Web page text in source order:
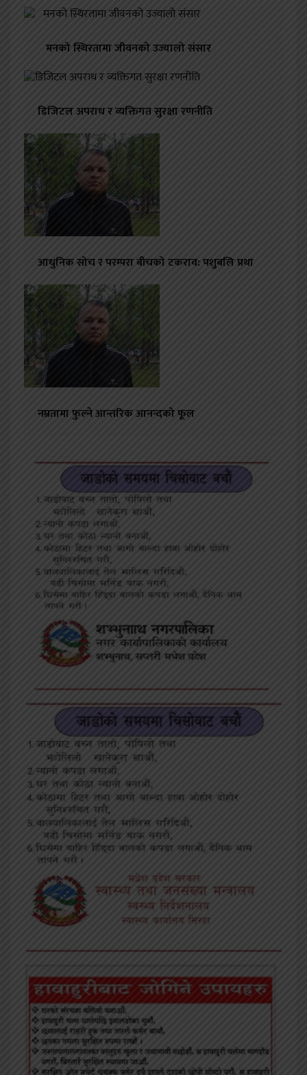
मनको स्थिरतामा जीवनको उज्यालो संसार
डिजिटल अपराध र व्यक्तिगत सुरक्षा रणनीति
आधुनिक सोच र परम्परा बीचको टकराव: पशुबलि प्रथा
नम्रतामा फुल्ने आन्तरिक आनन्दको फूल